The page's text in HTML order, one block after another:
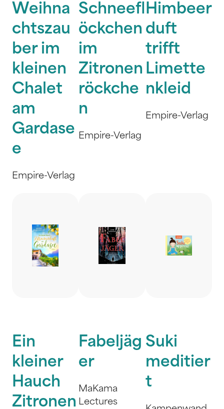
Weihna
chtszau
ber im
kleinen
Chalet
am
Gardase
e
Empire-Verlag
Schneefl
öckchen
im
Zitronen
röckche
n
Empire-Verlag
Himbeer
duft
trifft
Limette
nkleid
Empire-Verlag
Ein
kleiner
Hauch
Zitronen
Fabeljäg
er
MaKama
Lectures
Suki
meditier
t